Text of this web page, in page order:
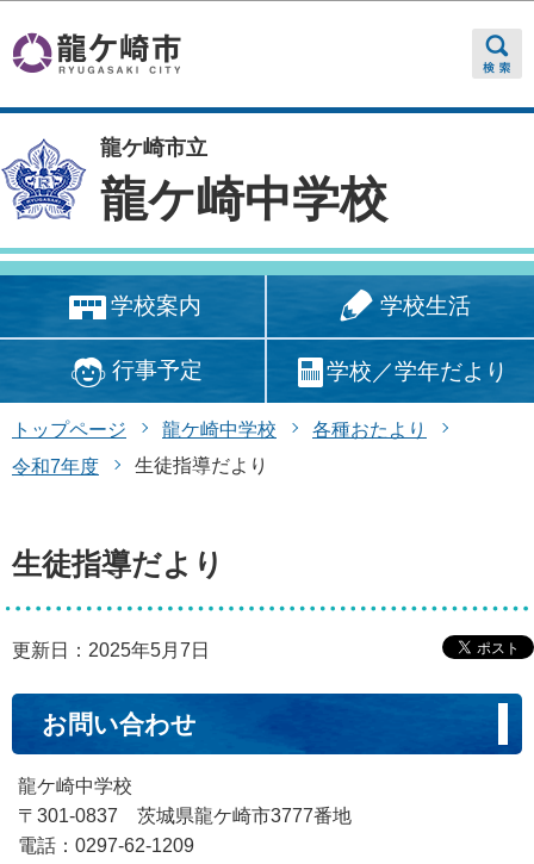
龍ケ崎市立
龍ケ崎中学校
学校案内 学校生活
行事予定 学校／学年だより
トップページ 龍ケ崎中学校
各種おたより
令和7年度
生徒指導だより
生徒指導だより
更新日：2025年5月7日
お問い合わせ
龍ケ崎中学校
〒301-0837 茨城県龍ケ崎市3777番地
電話：0297-62-1209